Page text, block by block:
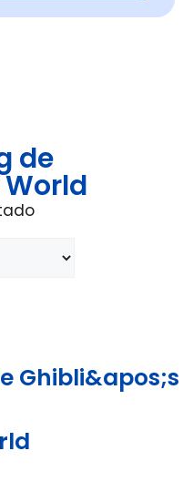
de
Ghibli&apos;s